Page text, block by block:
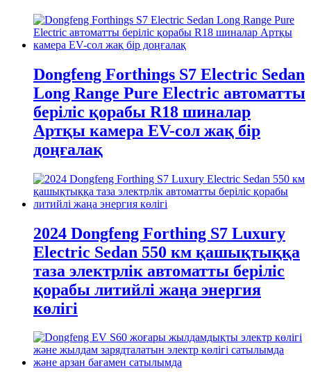
Dongfeng Forthings S7 Electric Sedan
Long Range Pure Electric автоматты
беріліс қорабы R18 шиналар
Артқы камера EV-сол жақ бір
доңғалақ
2024 Dongfeng Forthing S7 Luxury
Electric Sedan 550 км қашықтыққа
таза электрлік автоматты беріліс
қорабы литийлі жаңа энергия
көлігі